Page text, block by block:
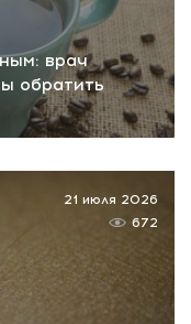
врач
обратить
21 июля 2026
672